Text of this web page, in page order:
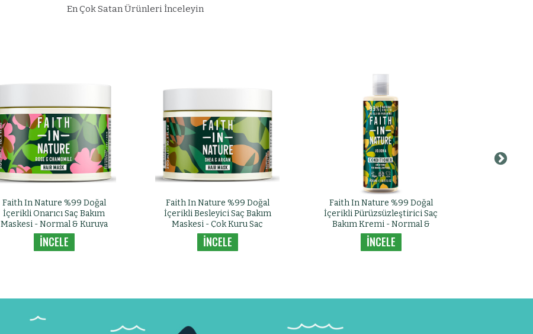
En Çok Satan Ürünleri İnceleyin
Faith In Nature %99 Doğal
İçerikli Onarıcı Saç Bakım
Maskesi - Normal & Kuruya
Dönük Saçlar İçin Gül &
Papatya
İNCELE
Faith In Nature %99 Doğal
İçerikli Besleyici Saç Bakım
Maskesi - Çok Kuru Saç
Tipleri İçin Shea & Argan
İNCELE
Faith In Nature %99 Doğal
İçerikli Pürüzsüzleştirici Saç
Bakım Kremi - Normal &
Kuruya Dönük Saçlar İçin
Jojoba
İNCELE